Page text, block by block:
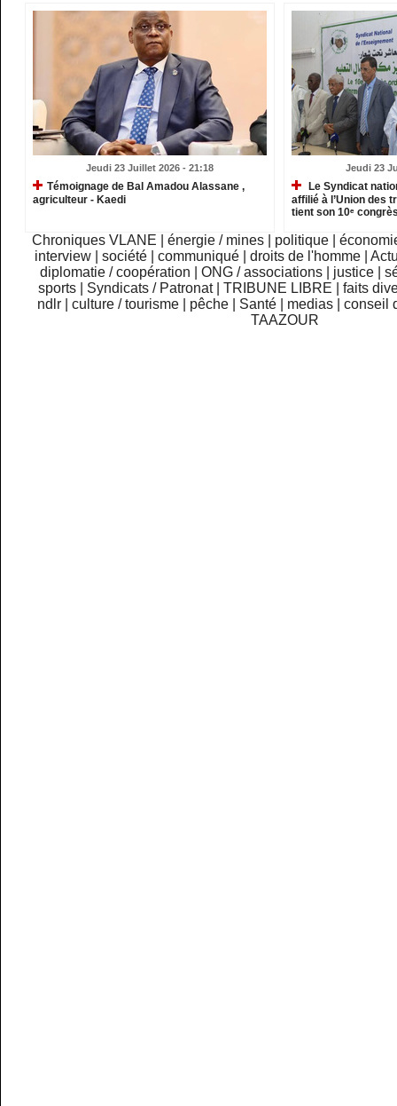
Jeudi 23 Juillet 2026 - 21:18
​Témoignage de Bal Amadou Alassane ,
agriculteur - Kaedi
Jeudi 23
Le Syndicat
affilié à l’Union des
tient son 10ᵉ
Chroniques VLANE énergie / mines politique
interview
|société |communiqué |droits de l'homme |
diplomatie / coopération
ONG / associations justice
sports
Syndicats / Patronat TRIBUNE LIBRE
faits
ndlr
|culture / tourisme pêche Santé medias |conseil
TAAZOUR